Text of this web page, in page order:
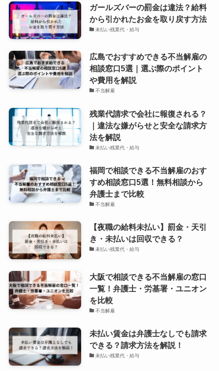
ガールズバーの罰金は違法？給料
から引かれたお金を取り戻す方法
未払い残業代・給与
広島でおすすめできる不当解雇の
相談窓口5選｜選ぶ際のポイント
や費用を解説
不当解雇
残業代請求で会社に報復される？
｜違法な嫌がらせと安全な請求方
法を解説
未払い残業代・給与
福岡で相談できる不当解雇のおす
すめ相談窓口5選！無料相談から
弁護士まで比較
不当解雇
【夜職の給料未払い】罰金・天引
き・未払いは回収できる？
未払い残業代・給与
大阪で相談できる不当解雇の窓口
一覧！弁護士・労基署・ユニオン
を比較
不当解雇
未払い賃金は弁護士なしでも請求
できる？請求方法を解説！
未払い残業代・給与